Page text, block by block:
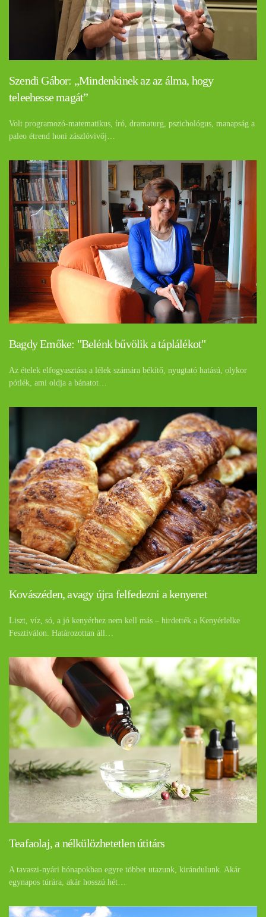
Szendi Gábor: „Mindenkinek az az álma, hogy
teleehesse magát”
Volt programozó-matematikus, író, dramaturg, pszichológus, manapság a
paleo étrend honi zászlóvivőj…
Bagdy Emőke: "Belénk bűvölik a táplálékot"
Az ételek elfogyasztása a lélek számára békítő, nyugtató hatású, olykor
pótlék, ami oldja a bánatot…
Kovászéden, avagy újra felfedezni a kenyeret
Liszt, víz, só, a jó kenyérhez nem kell más – hirdették a Kenyérlelke
Fesztiválon. Határozottan áll…
Teafaolaj, a nélkülözhetetlen útitárs
A tavaszi-nyári hónapokban egyre többet utazunk, kirándulunk. Akár
egynapos túrára, akár hosszú hét…